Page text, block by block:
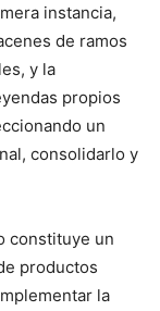
instancia,
de ramos
y la
propios
un
consolidarlo y
constituye un
productos
la